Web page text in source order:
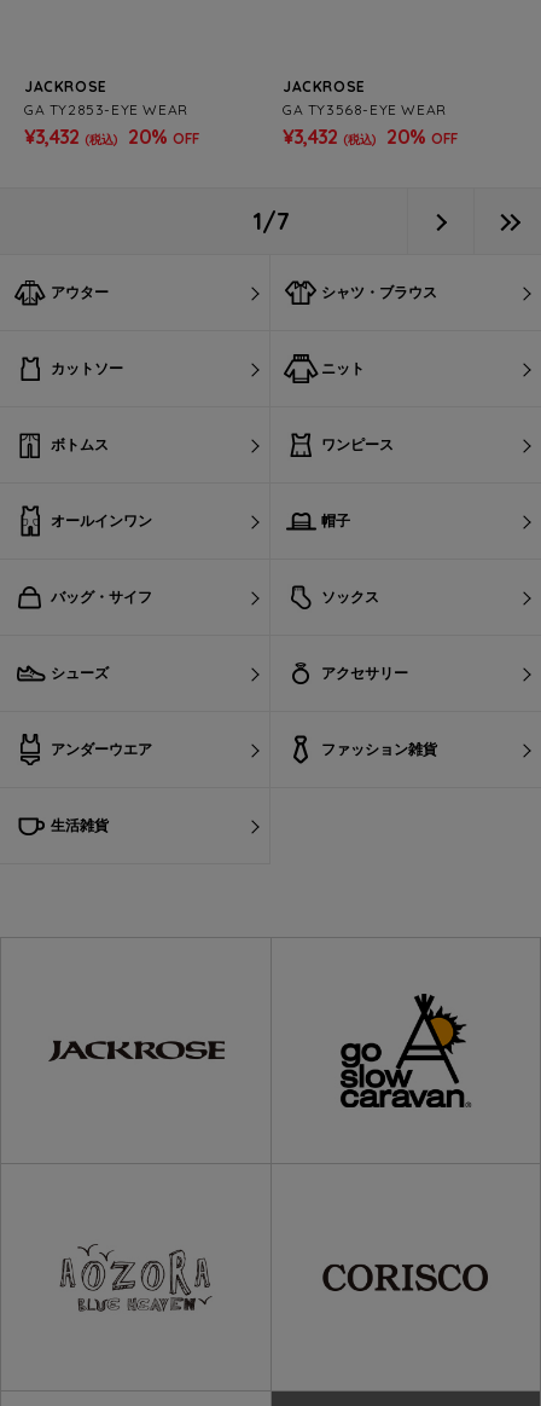
JACKROSE
GA TY2853-EYE WEAR
¥3,432 (税込) 20% OFF
JACKROSE
GA TY3568-EYE WEAR
¥3,432 (税込) 20% OFF
1/7
アウター シャツ・ブラウス
カットソー ニット
ボトムス ワンピース
オールインワン 帽子
バッグ・サイフ ソックス
シューズ アクセサリー
アンダーウエア ファッション雑貨
生活雑貨